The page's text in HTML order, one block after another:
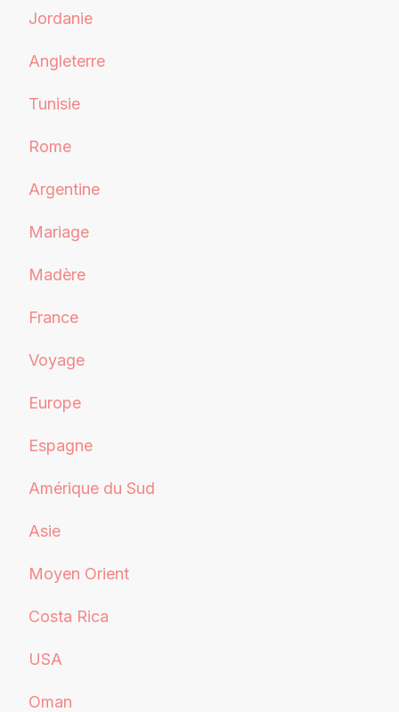
Jordanie
Angleterre
Tunisie
Rome
Argentine
Mariage
Madère
France
Voyage
Europe
Espagne
Amérique du Sud
Asie
Moyen Orient
Costa Rica
USA
Oman